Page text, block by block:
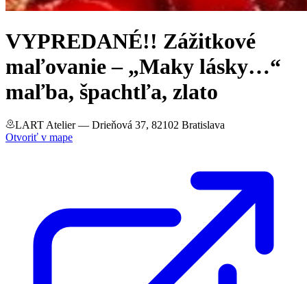
VYPREDANÉ!! Zážitkové
maľovanie – „Maky lásky…“
maľba, špachtľa, zlato
LART Atelier— Drieňová 37, 82102 Bratislava
Otvoriť v mape